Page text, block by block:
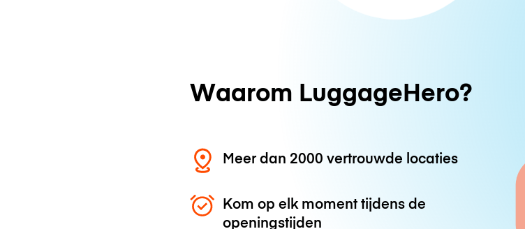
Waarom LuggageHero?
Meer dan 2000 vertrouwde locaties
Kom op elk moment tijdens de
openingstijden